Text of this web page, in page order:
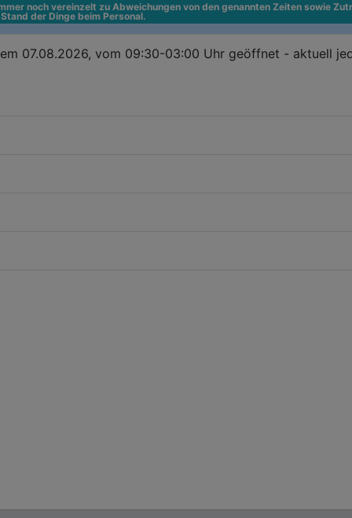
noch vereinzelt zu Abweichungen von den genannten Zeiten sowie
der Dinge beim Personal.
07.08.2026, vom 09:30-03:00 Uhr geöffnet - aktuell